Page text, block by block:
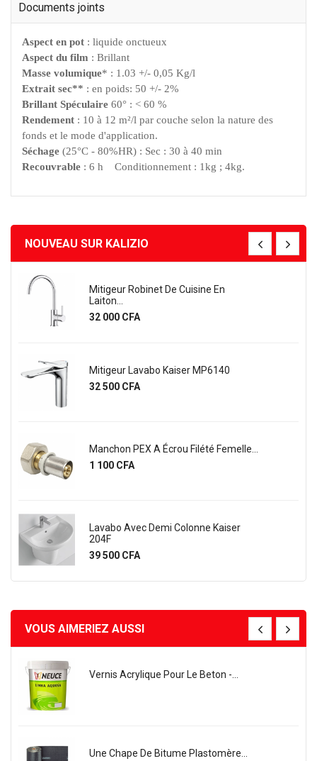
Documents joints
Aspect en pot : liquide onctueux
Aspect du film : Brillant
Masse volumique* : 1.03 +/- 0,05 Kg/l
Extrait sec** : en poids: 50 +/- 2%
Brillant Spéculaire 60° : < 60 %
Rendement : 10 à 12 m²/l par couche selon la nature des
fonds et le mode d'application.
Séchage (25°C - 80%HR) : Sec : 30 à 40 min
Recouvrable : 6 h Conditionnement : 1kg ; 4kg.
NOUVEAU SUR KALIZIO
De Cuisine En
Kaiser MP6140
PEX A Écrou Filété Femelle...
Demi Colonne Kaiser
Kit Douchette
VOUS AIMERIEZ AUSSI
Vernis Acrylique Pour Le Beton -...
Une Chape De Bitume Plastomère...